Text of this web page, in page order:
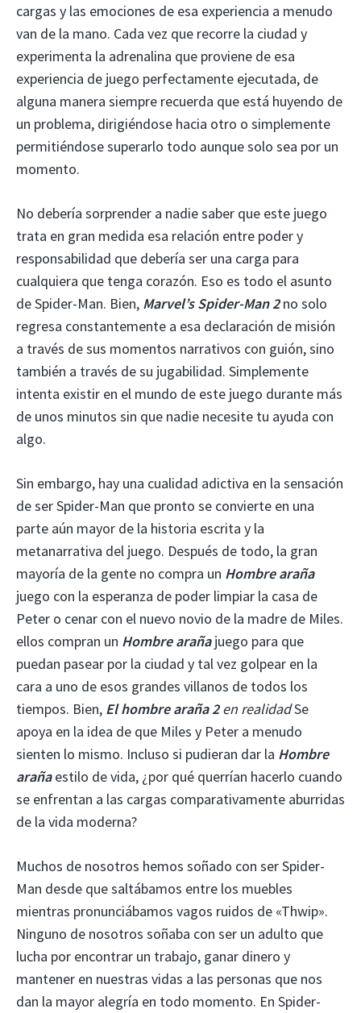
cargas y las emociones de esa experiencia a menudo
van de la mano. Cada vez que recorre la ciudad y
experimenta la adrenalina que proviene de esa
experiencia de juego perfectamente ejecutada, de
alguna manera siempre recuerda que está huyendo de
un problema, dirigiéndose hacia otro o simplemente
permitiéndose superarlo todo aunque solo sea por un
momento.
No debería sorprender a nadie saber que este juego
trata en gran medida esa relación entre poder y
responsabilidad que debería ser una carga para
cualquiera que tenga corazón. Eso es todo el asunto
de Spider-Man. Bien, Marvel’s Spider-Man 2no solo
regresa constantemente a esa declaración de misión
a través de sus momentos narrativos con guión, sino
también a través de su jugabilidad. Simplemente
intenta existir en el mundo de este juego durante más
de unos minutos sin que nadie necesite tu ayuda con
algo.
Sin embargo, hay una cualidad adictiva en la sensación
de ser Spider-Man que pronto se convierte en una
parte aún mayor de la historia escrita y la
metanarrativa del juego. Después de todo, la gran
mayoría de la gente no compra un Hombre araña
juego con la esperanza de poder limpiar la casa de
Peter o cenar con el nuevo novio de la madre de Miles.
ellos compran un Hombre arañajuego para que
puedan pasear por la ciudad y tal vez golpear en la
cara a uno de esos grandes villanos de todos los
tiempos. Bien, El hombre araña 2 en realidadSe
apoya en la idea de que Miles y Peter a menudo
sienten lo mismo. Incluso si pudieran dar la Hombre
arañaestilo de vida, ¿por qué querrían hacerlo cuando
se enfrentan a las cargas comparativamente aburridas
de la vida moderna?
Muchos de nosotros hemos soñado con ser Spider-
Man desde que saltábamos entre los muebles
mientras pronunciábamos vagos ruidos de «Thwip».
Ninguno de nosotros soñaba con ser un adulto que
lucha por encontrar un trabajo, ganar dinero y
mantener en nuestras vidas a las personas que nos
dan la mayor alegría en todo momento. En Spider-